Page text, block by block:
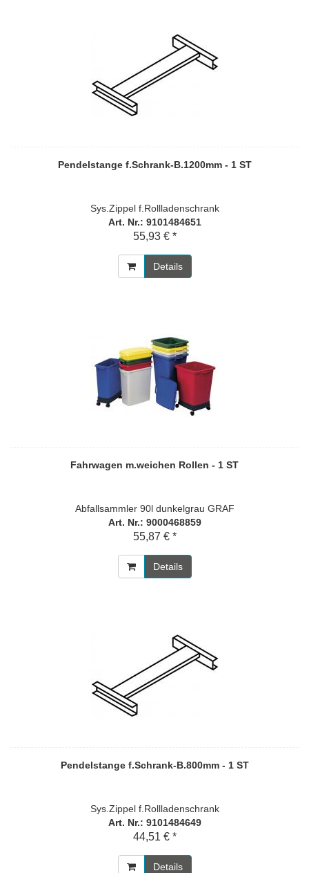
Pendelstange f.Schrank-B.1200mm - 1 ST
Sys.Zippel f.Rollladenschrank
Art. Nr.: 9101484651
55,93 € *
Details
Fahrwagen m.weichen Rollen - 1 ST
Abfallsammler 90l dunkelgrau GRAF
Art. Nr.: 9000468859
55,87 € *
Details
Pendelstange f.Schrank-B.800mm - 1 ST
Sys.Zippel f.Rollladenschrank
Art. Nr.: 9101484649
44,51 € *
Details